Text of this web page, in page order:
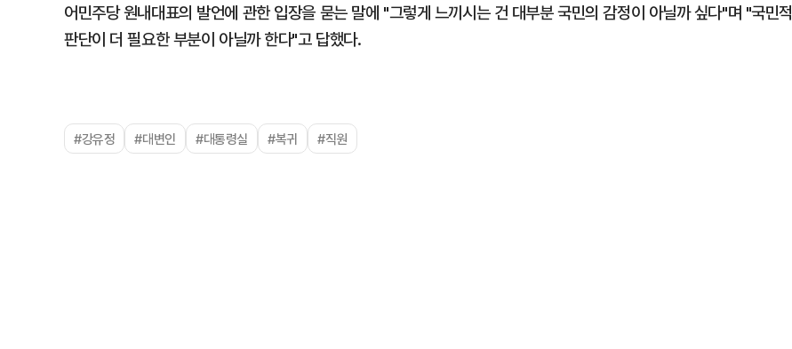
어민주당 원내대표의 발언에 관한 입장을 묻는 말에 "그렇게 느끼시는 건 대부분 국민의 감정이 아닐까 싶다"며 "국민적
판단이 더 필요한 부분이 아닐까 한다"고 답했다.
#강유정 #대변인 #대통령실 #복귀 #직원